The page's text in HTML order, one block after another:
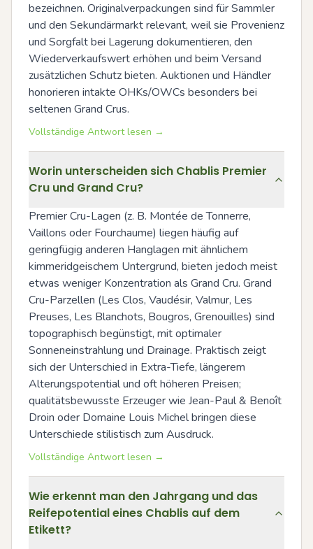
bezeichnen. Originalverpackungen sind für Sammler
und den Sekundärmarkt relevant, weil sie Provenienz
und Sorgfalt bei Lagerung dokumentieren, den
Wiederverkaufswert erhöhen und beim Versand
zusätzlichen Schutz bieten. Auktionen und Händler
honorieren intakte OHKs/OWCs besonders bei
seltenen Grand Crus.
Vollständige Antwort lesen →
Worin unterscheiden sich Chablis Premier
Cru und Grand Cru?
Premier Cru-Lagen (z. B. Montée de Tonnerre,
Vaillons oder Fourchaume) liegen häufig auf
geringfügig anderen Hanglagen mit ähnlichem
kimmeridgeischem Untergrund, bieten jedoch meist
etwas weniger Konzentration als Grand Cru. Grand
Cru-Parzellen (Les Clos, Vaudésir, Valmur, Les
Preuses, Les Blanchots, Bougros, Grenouilles) sind
topographisch begünstigt, mit optimaler
Sonneneinstrahlung und Drainage. Praktisch zeigt
sich der Unterschied in Extra-Tiefe, längerem
Alterungspotential und oft höheren Preisen;
qualitätsbewusste Erzeuger wie Jean-Paul & Benoît
Droin oder Domaine Louis Michel bringen diese
Unterschiede stilistisch zum Ausdruck.
Vollständige Antwort lesen →
Wie erkennt man den Jahrgang und das
Reifepotential eines Chablis auf dem
Etikett?